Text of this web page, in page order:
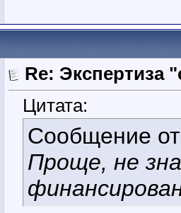
Re: Экспертиза
Цитата:
Сообщение
Проще, не